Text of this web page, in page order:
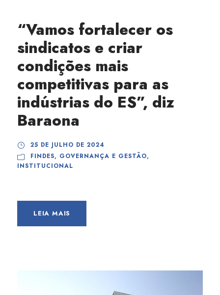
“Vamos fortalecer os
sindicatos e criar
condições mais
competitivas para as
indústrias do ES”, diz
Baraona
25 DE JULHO DE 2024
FINDES, GOVERNANÇA E GESTÃO,
INSTITUCIONAL
LEIA MAIS